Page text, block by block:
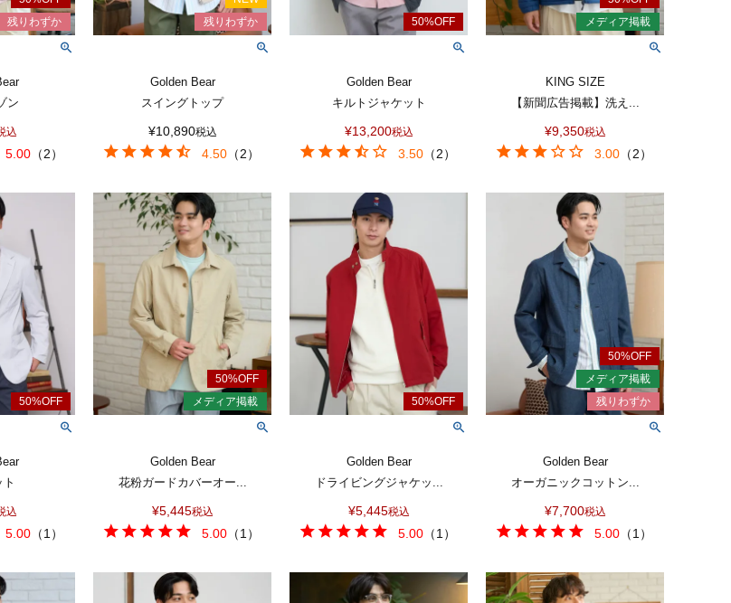
ン
込
5.00 （2）
Golden Bear
スイングトップ
¥10,890税込
4.50 （2）
Golden Bear
キルトジャケット
¥13,200税込
3.50 （2）
KING SIZE
【新聞広告掲載】洗え...
¥9,350税込
3.00 （2）
込
5.00 （1）
Golden Bear
花粉ガードカバーオー...
¥5,445税込
5.00 （1）
Golden Bear
ドライビングジャケッ...
¥5,445税込
5.00 （1）
Golden Bear
オーガニックコットン...
¥7,700税込
5.00 （1）